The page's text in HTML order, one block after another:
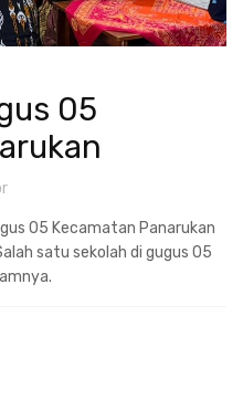
05
05 Kecamatan Panarukan
satu sekolah di gugus 05